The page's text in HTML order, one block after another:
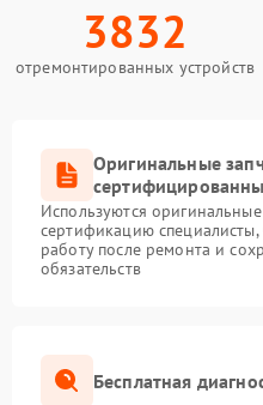
3832
отремонтированных устройств
Оригинальные
Используются
сертификацию
работу после ремонта и
обязательств
Бесплатная